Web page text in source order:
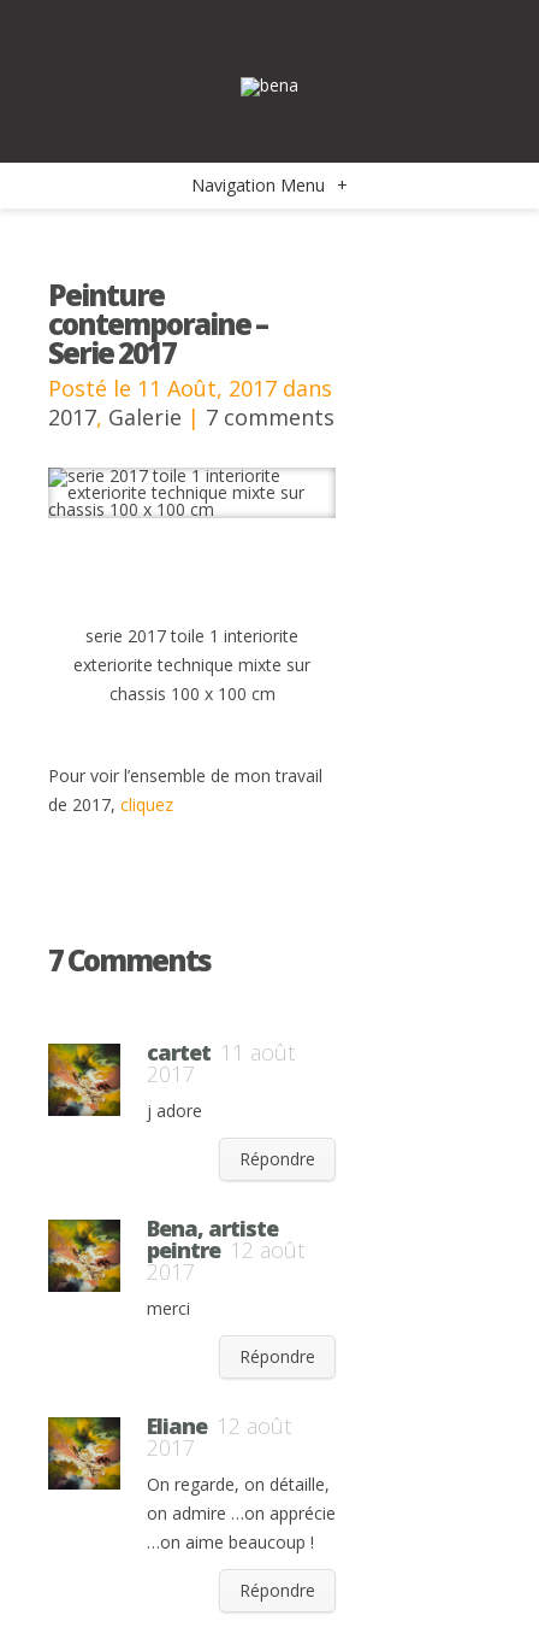
Navigation Menu +
Peinture
contemporaine –
Serie 2017
Posté le 11 Août, 2017 dans
2017, Galerie | 7 comments
serie 2017 toile 1 interiorite
exteriorite technique mixte sur
chassis 100 x 100 cm
Pour voir l’ensemble de mon travail
de 2017, cliquez
7 Comments
cartet 11 août
2017
j adore
Répondre
Bena, artiste
peintre 12 août
2017
merci
Répondre
Eliane 12 août
2017
On regarde, on détaille,
on admire …on apprécie
…on aime beaucoup !
Répondre